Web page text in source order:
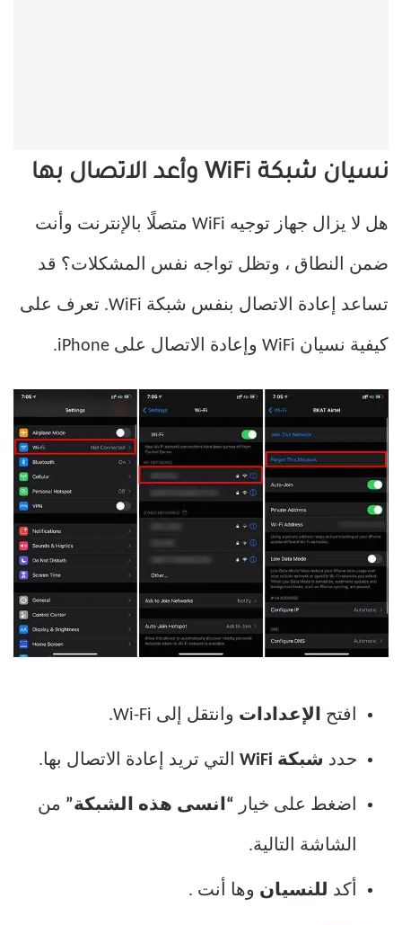
نسيان شبكة WiFi وأعد الاتصال بها
هل لا يزال جهاز توجيه WiFi متصلًا بالإنترنت وأنت
ضمن النطاق ، وتظل تواجه نفس المشكلات؟ قد
تساعد إعادة الاتصال بنفس شبكة WiFi. تعرف على
كيفية نسيان WiFi وإعادة الاتصال على iPhone.
افتح الإعدادات وانتقل إلى Wi-Fi.
حدد شبكة WiFi التي تريد إعادة الاتصال بها.
اضغط على خيار “انسى هذه الشبكة” من
الشاشة التالية.
أكد للنسيان وها أنت .